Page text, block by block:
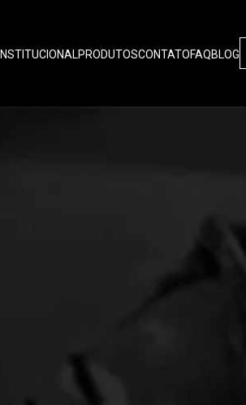
INSTITUCIONALPRODUTOSCONTATOFAQBLOG